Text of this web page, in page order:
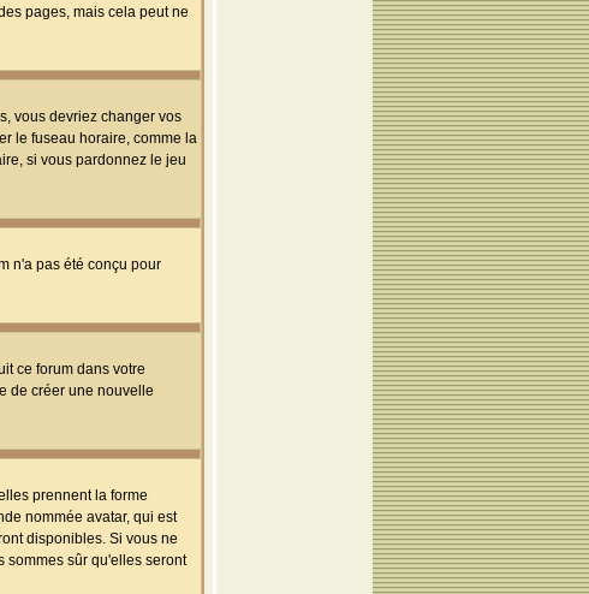
pages, mais cela peut ne
vous devriez changer vos
le fuseau horaire, comme la
si vous pardonnez le jeu
n'a pas été conçu pour
ce forum dans votre
de créer une nouvelle
prennent la forme
nommée avatar, qui est
disponibles. Si vous ne
sommes sûr qu'elles seront